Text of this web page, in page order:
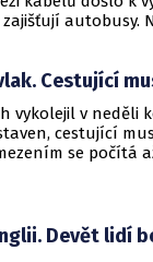
autobusy.
Cestující
vykolejil v neděli
cestující
se počítá
Devět lidí